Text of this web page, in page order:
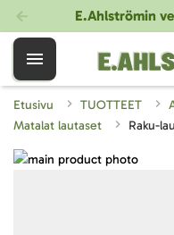
E.Ahlströmin
Etusivu TUOTTEET
Matalat lautaset
Raku-
Skip